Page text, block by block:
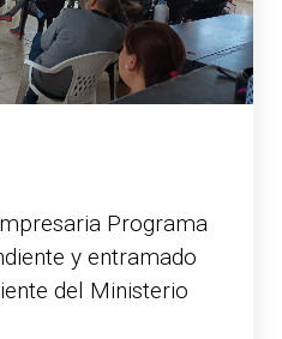
Programa
y entramado
del Ministerio